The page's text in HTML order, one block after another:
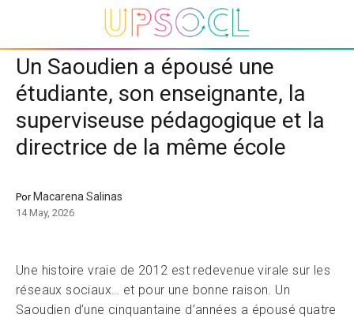
Un Saoudien a épousé une
étudiante, son enseignante, la
superviseuse pédagogique et la
directrice de la même école
Por Macarena Salinas
14 May, 2026
Une histoire vraie de 2012 est redevenue virale sur les
réseaux sociaux… et pour une bonne raison. Un
Saoudien d’une cinquantaine d’années a épousé quatre